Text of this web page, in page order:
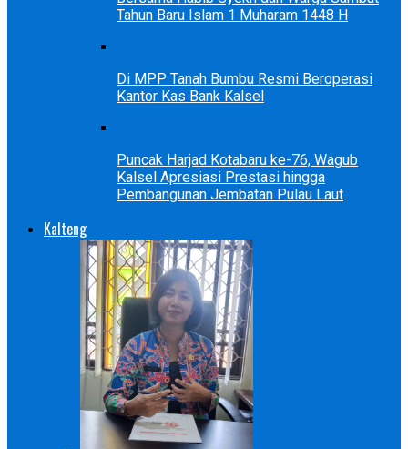
Tahun Baru Islam 1 Muharam 1448 H
Di MPP Tanah Bumbu Resmi Beroperasi
Kantor Kas Bank Kalsel
Puncak Harjad Kotabaru ke-76, Wagub
Kalsel Apresiasi Prestasi hingga
Pembangunan Jembatan Pulau Laut
Kalteng